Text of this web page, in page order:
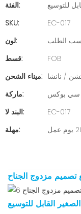
الفئة:
للتوسيع
SKU:
EC-017
لون:
الطلب
قسط:
FOB
ميناء الشحن: / نانشا
ماركة:
سي بوكس
البند لا:
EC-017
مهلة:
مزدوج الجناح